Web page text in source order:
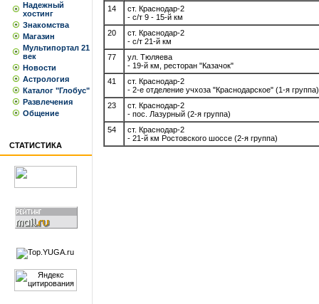
Надежный
хостинг
Знакомства
Магазин
Мультипортал 21
век
Новости
Астрология
Каталог "Глобус"
Развлечения
Общение
СТАТИСТИКА
14
ст. Краснодар-2
- с/т 9 - 15-й км
20
ст. Краснодар-2
- с/т 21-й км
77
ул. Тюляева
- 19-й км, ресторан "Казачок"
41
ст. Краснодар-2
- 2-е отделение учхоза "Краснодарское" (1-я группа)
23
ст. Краснодар-2
- пос. Лазурный (2-я группа)
54
ст. Краснодар-2
- 21-й км Ростовского шоссе (2-я группа)